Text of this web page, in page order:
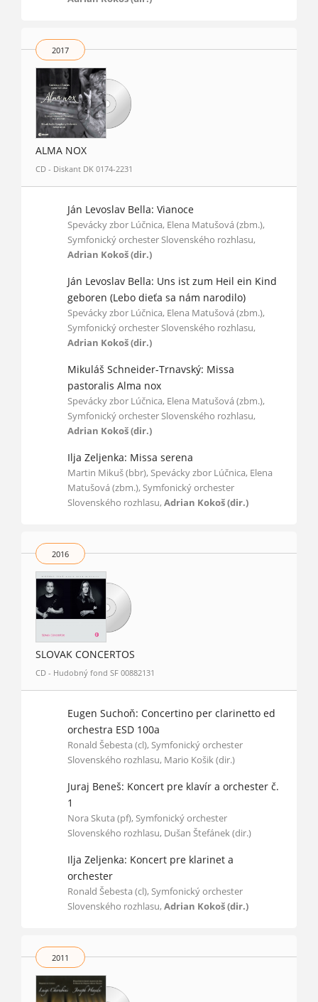
2017
ALMA NOX
CD - Diskant DK 0174-2231
Ján Levoslav Bella: Vianoce
Spevácky zbor Lúčnica, Elena Matušová (zbm.),
Symfonický orchester Slovenského rozhlasu,
Adrian Kokoš (dir.)
Ján Levoslav Bella: Uns ist zum Heil ein Kind
geboren (Lebo dieťa sa nám narodilo)
Spevácky zbor Lúčnica, Elena Matušová (zbm.),
Symfonický orchester Slovenského rozhlasu,
Adrian Kokoš (dir.)
Mikuláš Schneider-Trnavský: Missa
pastoralis Alma nox
Spevácky zbor Lúčnica, Elena Matušová (zbm.),
Symfonický orchester Slovenského rozhlasu,
Adrian Kokoš (dir.)
Ilja Zeljenka: Missa serena
Martin Mikuš (bbr), Spevácky zbor Lúčnica, Elena
Matušová (zbm.), Symfonický orchester
Slovenského rozhlasu, Adrian Kokoš (dir.)
2016
SLOVAK CONCERTOS
CD - Hudobný fond SF 00882131
Eugen Suchoň: Concertino per clarinetto ed
orchestra ESD 100a
Ronald Šebesta (cl), Symfonický orchester
Slovenského rozhlasu, Mario Košik (dir.)
Juraj Beneš: Koncert pre klavír a orchester č.
1
Nora Skuta (pf), Symfonický orchester
Slovenského rozhlasu, Dušan Štefánek (dir.)
Ilja Zeljenka: Koncert pre klarinet a
orchester
Ronald Šebesta (cl), Symfonický orchester
Slovenského rozhlasu, Adrian Kokoš (dir.)
2011